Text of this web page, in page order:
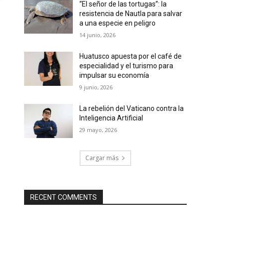
“El señor de las tortugas”: la
resistencia de Nautla para salvar
a una especie en peligro
14 junio, 2026
Huatusco apuesta por el café de
especialidad y el turismo para
impulsar su economía
9 junio, 2026
La rebelión del Vaticano contra la
Inteligencia Artificial
29 mayo, 2026
Cargar más
RECENT COMMENTS